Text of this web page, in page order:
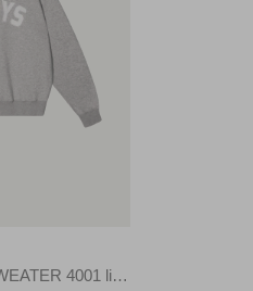
THE STATEMENT SWEATER 4001 light grey melee